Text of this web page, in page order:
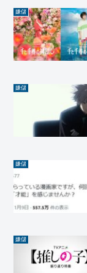
嫌儲
嫌儲
嫌儲
嫌儲